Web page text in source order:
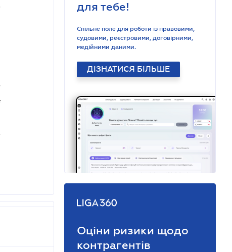
для тебе!
Спільне поле для роботи із правовими,
судовими, реєстровими, договірними,
медійними даними.
ДІЗНАТИСЯ БІЛЬШЕ
Оціни ризики щодо
контрагентів